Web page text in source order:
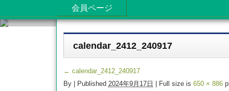
会員ページ
Attachments
calendar_2412_240917
← calendar_2412_240917
By
Published 2024年9月17日 | Full size is 650 × 886